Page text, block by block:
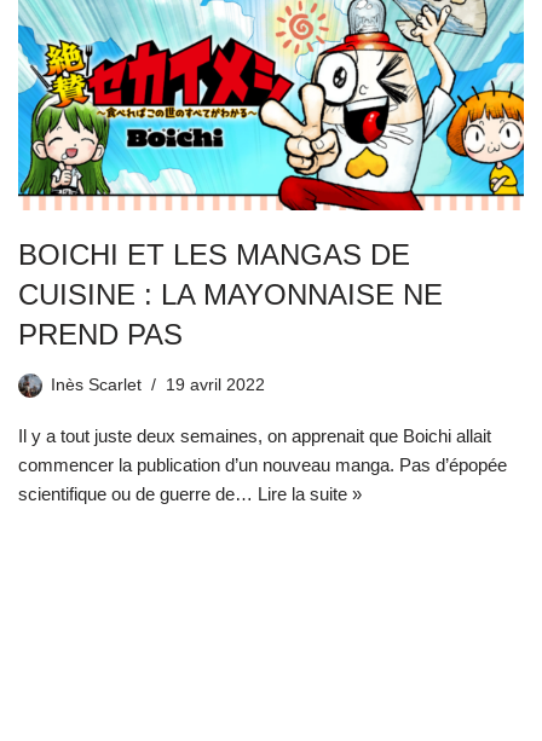
BOICHI ET LES MANGAS DE
CUISINE : LA MAYONNAISE NE
PREND PAS
Inès Scarlet 19 avril 2022
Il y a tout juste deux semaines, on apprenait que Boichi allait
commencer la publication d’un nouveau manga. Pas d’épopée
scientifique ou de guerre de… Lire la suite »